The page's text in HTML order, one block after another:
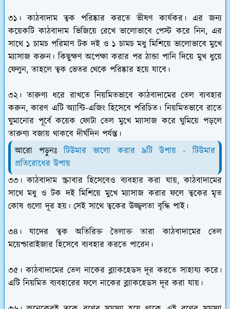
৩১। কাঠবাদাম ত্বক পরিষ্কার করতে ভীষণ কার্যকর। এর জন্য
কয়েকটি কাঠবাদাম ভিজিয়ে রেখে ভালোভাবে পেস্ট করে নিন, এর
সাথে ১ চামচ পরিমাণ টক দই ও ১ চামচ মধু মিশিয়ে ভালোভাবে মুখে
ম্যাসাজ করুন। কিছুক্ষণ অপেক্ষা করার পর ঠান্ডা পানি দিয়ে মুখ ধুয়ে
ফেলুন, তাহলে ত্বক ভেতর থেকে পরিষ্কার হয়ে যাবে।
৩২। তারুণ্য ধরে রাখতে নিয়মিতভাবে কাঠবাদামের তেল ব্যবহার
করুন, কারণ এটি অ্যান্টি-এজিং হিসেবে পরিচিত। নিয়মিতভাবে রাতে
ঘুমানোর পূর্বে কয়েক ফোটা তেল মুখে ম্যাসাজ করে ঘুমিয়ে পড়লে
তারুণ্য বজায় থাকবে দীর্ঘদিন পর্যন্ত।
আরো পড়ুনঃটিউমার ভালো করার ৯টি উপায় - টিউমার
প্রতিরোধের উপায়
৩৩। কাঠবাদাম স্ক্রাবার হিসেবেও ব্যবহার করা যায়, কাঠবাদামের
সাথে মধু ও টক দই মিশিয়ে মুখে ম্যাসাজ করার ফলে ত্বকের মৃত
কোষ গুলো দূর হয়। সেই সাথে ত্বকের উজ্জ্বলতা বৃদ্ধি পাই।
৩৪। যাদের ত্বক অতিরিক্ত তৈলাক্ত তারা কাঠবাদামের তেল
ময়েশ্চারাইজার হিসেবে ব্যবহার করতে পারেন।
৩৫। কাঠবাদামের তেল নাকের ব্ল্যাকহেডস দূর করতে সাহায্য করে।
এটি নিয়মিত ব্যবহারের ফলে নাকের ব্ল্যাকহেডস দূর করা যায়।